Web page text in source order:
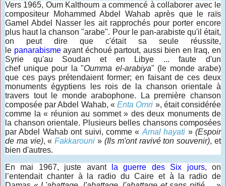
Vers 1965, Oum Kalthoum a commencé à collaborer avec le
compositeur Mohammed Abdel Wahab après que le raïs
Gamel Abdel Nasser les ait rapprochés pour porter encore
plus haut la chanson "arabe". Pour le pan-arabiste qu'il était,
on peut dire que c'était sa seule réussite,
le panarabisme ayant échoué partout, aussi bien en Iraq, en
Syrie qu'au Soudan et en Libye ... faute d'un
chef unique pour la "Oumma el-arabiya" (le monde arabe)
que ces pays prétendaient former; en faisant de ces deux
monuments égyptiens les rois de la chanson orientale à
travers tout le monde arabophone. La première chanson
composée par Abdel Wahab, «Enta Omri », était considérée
comme la « réunion au sommet » des deux monuments de
la chanson orientale. Plusieurs belles chansons composées
par Abdel Wahab ont suivi, comme «Amal hayati »(Espoir
de ma vie), «Fakkarouni » (Ils m'ont ravivé ton souvenir), et
bien d'autres.
En mai 1967, juste avant
la guerre des Six jours, on
l’entendait chanter à la radio du Caire et à la radio de